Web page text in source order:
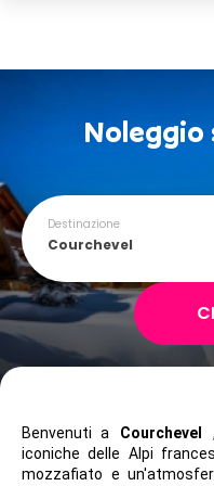
Noleggio
Destinazione
Courchevel
1
Benvenuti a Courchevel
iconiche delle Alpi
mozzafiato e